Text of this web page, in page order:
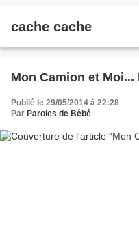
cache cache
Mon Camion et Moi...
Publié le 29/05/2014 à 22:28
Par Paroles de Bébé